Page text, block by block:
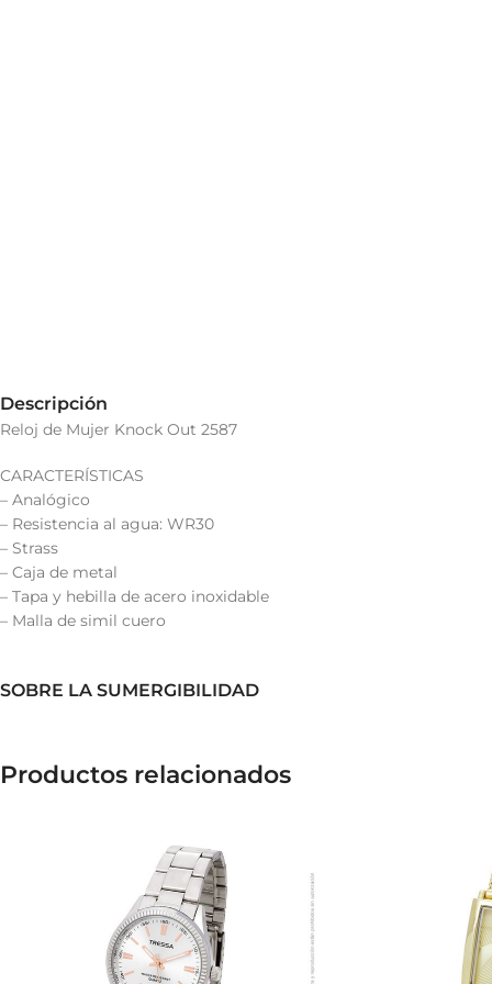
Descripción
Reloj de Mujer Knock Out 2587
CARACTERÍSTICAS
– Analógico
– Resistencia al agua: WR30
– Strass
– Caja de metal
– Tapa y hebilla de acero inoxidable
– Malla de simil cuero
SOBRE LA SUMERGIBILIDAD
Productos relacionados